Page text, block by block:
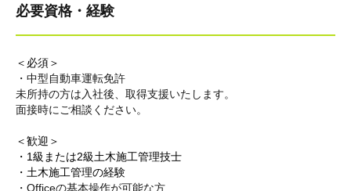
必要資格・経験
＜必須＞
・中型自動車運転免許
未所持の方は入社後、取得支援いたします。
面接時にご相談ください。
＜歓迎＞
・1級または2級土木施工管理技士
・土木施工管理の経験
・Officeの基本操作が可能な方